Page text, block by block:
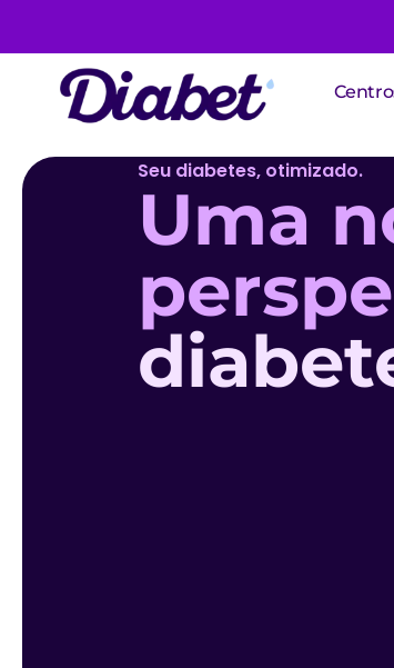
Seu diabetes, otimizado.
Uma